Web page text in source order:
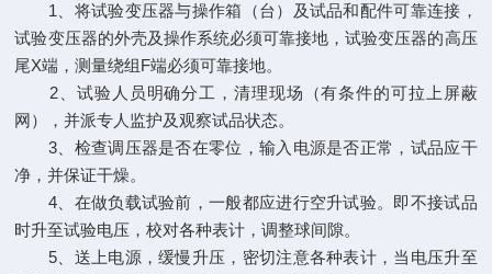
1、将试验变压器与操作箱（台）及试品和配件可靠连接，
试验变压器的外壳及操作系统必须可靠接地，试验变压器的高压
尾X端，测量绕组F端必须可靠接地。
2、试验人员明确分工，清理现场（有条件的可拉上屏蔽
网），并派专人监护及观察试品状态。
3、检查调压器是否在零位，输入电源是否正常，试品应干
净，并保证干燥。
4、在做负载试验前，一般都应进行空升试验。即不接试品
时升至试验电压，校对各种表计，调整球间隙。
5、送上电源，缓慢升压，密切注意各种表计，当电压升至